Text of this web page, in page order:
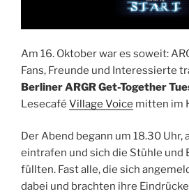
Am 16. Oktober war es soweit:
Fans, Freunde und Interessierte
Berliner ARGR Get-Together
Lesecafé Village Voice mitten im
Der Abend begann um 18.30 Uhr,
eintrafen und sich die Stühle und
füllten. Fast alle, die sich
dabei und brachten ihre